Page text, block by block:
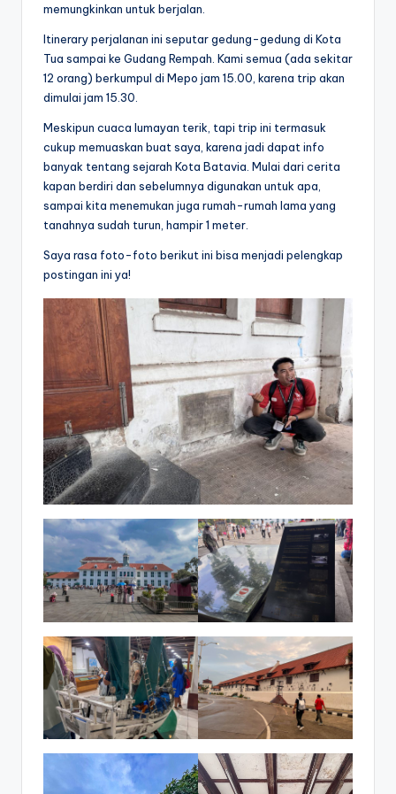
memungkinkan untuk berjalan.
Itinerary perjalanan ini seputar gedung-gedung di Kota
Tua sampai ke Gudang Rempah. Kami semua (ada sekitar
12 orang) berkumpul di Mepo jam 15.00, karena trip akan
dimulai jam 15.30.
Meskipun cuaca lumayan terik, tapi trip ini termasuk
cukup memuaskan buat saya, karena jadi dapat info
banyak tentang sejarah Kota Batavia. Mulai dari cerita
kapan berdiri dan sebelumnya digunakan untuk apa,
sampai kita menemukan juga rumah-rumah lama yang
tanahnya sudah turun, hampir 1 meter.
Saya rasa foto-foto berikut ini bisa menjadi pelengkap
postingan ini ya!